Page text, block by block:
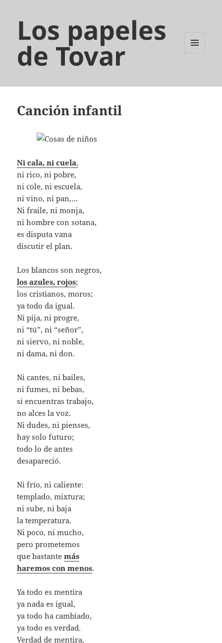
Los papeles
de Tovar
Canción infantil
Ni cala, ni cuela,
ni rico, ni pobre,
ni cole, ni escuela,
ni vino, ni pan,…
Ni fraile, ni monja,
ni hombre con sotana,
es disputa vana
discutir el plan.
Los blancos son negros,
los azules, rojos;
los cristianos, moros;
ya todo da igual.
Ni pija, ni progre,
ni “tú”, ni “señor”,
ni siervo, ni noble,
ni dama, ni don.
Ni cantes, ni bailes,
ni fumes, ni bebas,
si encuentras trabajo,
no alces la voz.
Ni dudes, ni pienses,
hay solo futuro;
todo lo de antes
desapareció.
Ni frío, ni caliente:
templado, mixtura;
ni sube, ni baja
la temperatura.
Ni poco, ni mucho,
pero prometemos
que bastantemás
haremos con menos.
Ya todo es mentira
ya nada es igual,
ya todo ha cambiado,
ya todo es verdad.
Verdad de mentira,